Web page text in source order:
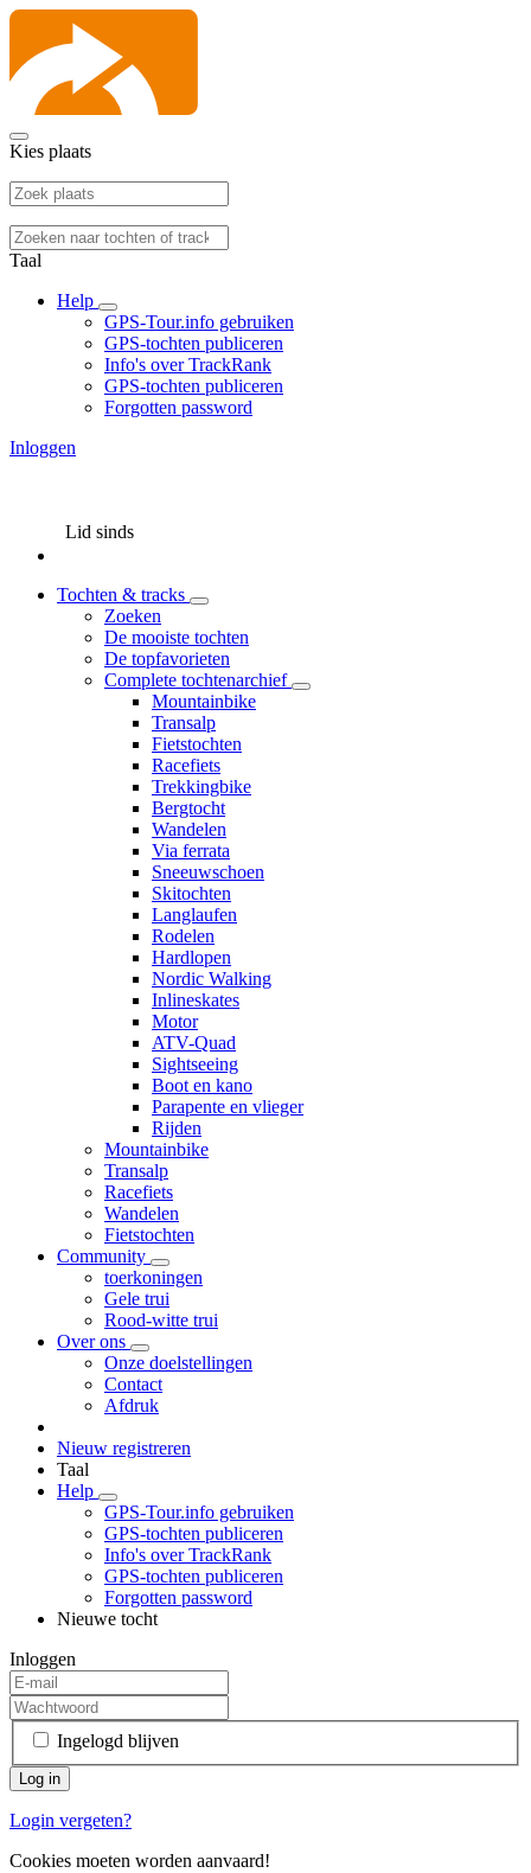
Kies plaats
Taal
Help
GPS-Tour.info gebruiken
GPS-tochten publiceren
Info's over TrackRank
GPS-tochten publiceren
Forgotten password
Inloggen
Lid sinds
Tochten & tracks
Zoeken
De mooiste tochten
De topfavorieten
Complete tochtenarchief
Mountainbike
Transalp
Fietstochten
Racefiets
Trekkingbike
Bergtocht
Wandelen
Via ferrata
Sneeuwschoen
Skitochten
Langlaufen
Rodelen
Hardlopen
Nordic Walking
Inlineskates
Motor
ATV-Quad
Sightseeing
Boot en kano
Parapente en vlieger
Rijden
Mountainbike
Transalp
Racefiets
Wandelen
Fietstochten
Community
toerkoningen
Gele trui
Rood-witte trui
Over ons
Onze doelstellingen
Contact
Afdruk
Nieuw registreren
Taal
Help
GPS-Tour.info gebruiken
GPS-tochten publiceren
Info's over TrackRank
GPS-tochten publiceren
Forgotten password
Nieuwe tocht
Inloggen
Ingelogd blijven
Login vergeten?
Cookies moeten worden aanvaard!